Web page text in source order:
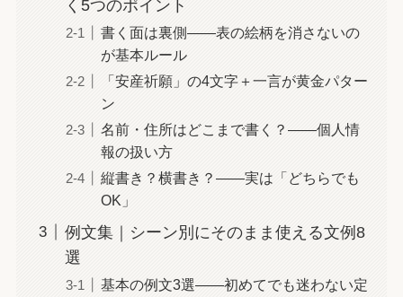
く5つのポイント
書く面は裏側——表の絵柄を消さないの
が基本ルール
「安産祈願」の4文字＋一言が黄金パター
ン
名前・住所はどこまで書く？——個人情
報の扱い方
縦書き？横書き？——実は「どちらでも
OK」
例文集｜シーン別にそのまま使える文例8
選
基本の例文3選——初めてでも迷わない定